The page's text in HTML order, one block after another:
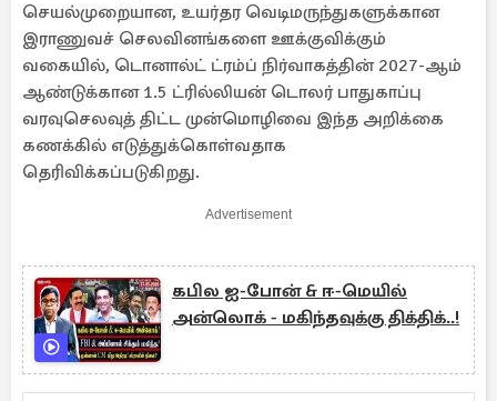
செயல்முறையான, உயர்தர வெடிமருந்துகளுக்கான
இராணுவச் செலவினங்களை ஊக்குவிக்கும்
வகையில், டொனால்ட் ட்ரம்ப் நிர்வாகத்தின் 2027-ஆம்
ஆண்டுக்கான 1.5 ட்ரில்லியன் டொலர் பாதுகாப்பு
வரவுசெலவுத் திட்ட முன்மொழிவை இந்த அறிக்கை
கணக்கில் எடுத்துக்கொள்வதாக
தெரிவிக்கப்படுகிறது.
Advertisement
கபில ஐ-போன் & ஈ-மெயில்
அன்லொக் - மகிந்தவுக்கு திக்திக்..!